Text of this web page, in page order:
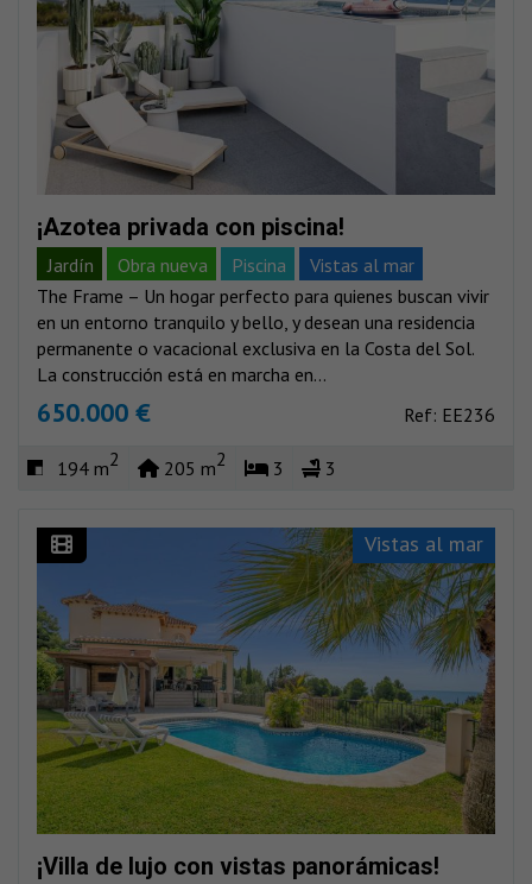
¡Azotea privada con piscina!
Jardín Obra nueva Piscina
Vistas al mar
Vistas montañas
The Frame – Un hogar perfecto para quienes buscan vivir
en un entorno tranquilo y bello, y desean una residencia
permanente o vacacional exclusiva en la Costa del Sol.
La construcción está en marcha en...
650.000 € Ref: EE236
194 m2 205 m2 3 3
Vistas al mar
¡Villa de lujo con vistas panorámicas!